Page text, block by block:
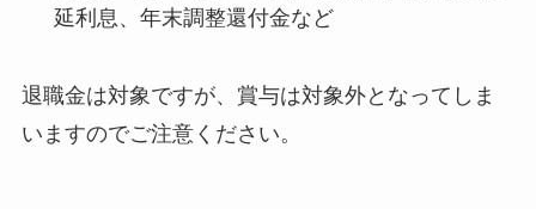
延利息、年末調整還付金など
退職金は対象ですが、賞与は対象外となってしま
いますのでご注意ください。